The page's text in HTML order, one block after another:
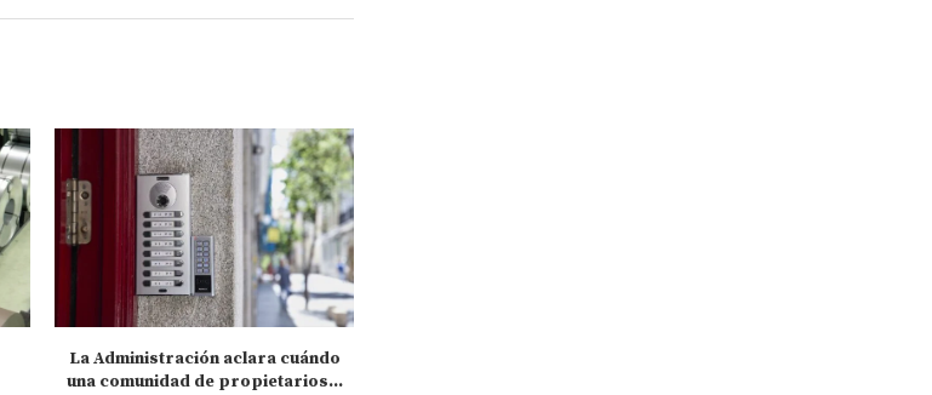
La Administración aclara cuándo
una comunidad de propietarios...